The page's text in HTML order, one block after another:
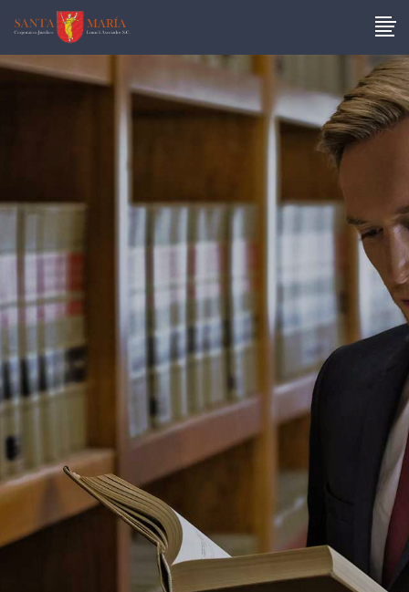
tus
Somos expertos en
CON MÁS DE 20 AÑOS DE EXPERIENCIA